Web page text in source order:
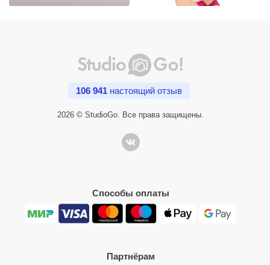
106 941 настоящий отзыв
2026 © StudioGo. Все права защищены.
Способы оплаты
Партнёрам